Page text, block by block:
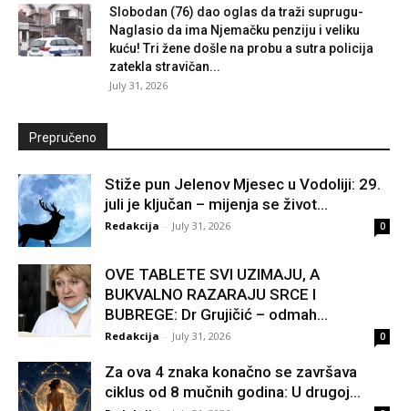
Slobodan (76) dao oglas da traži suprugu-
Naglasio da ima Njemačku penziju i veliku
kuću! Tri žene došle na probu a sutra policija
zatekla stravičan...
July 31, 2026
Prepručeno
Stiže pun Jelenov Mjesec u Vodoliji: 29.
juli je ključan – mijenja se život...
Redakcija - July 31, 2026 0
OVE TABLETE SVI UZIMAJU, A
BUKVALNO RAZARAJU SRCE I
BUBREGE: Dr Grujičić – odmah...
Redakcija - July 31, 2026 0
Za ova 4 znaka konačno se završava
ciklus od 8 mučnih godina: U drugoj...